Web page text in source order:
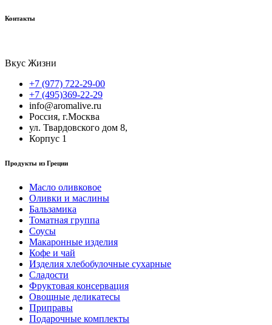
Контакты
Вкус Жизни
+7 (977) 722-29-00
+7 (495)369-22-29
info@aromalive.ru
Россия, г.Москва
ул. Твардовского дом 8,
Корпус 1
Продукты из Греции
Масло оливковое
Оливки и маслины
Бальзамика
Томатная группа
Соусы
Макаронные изделия
Кофе и чай
Изделия хлебобулочные сухарные
Сладости
Фруктовая консервация
Овощные деликатесы
Приправы
Подарочные комплекты